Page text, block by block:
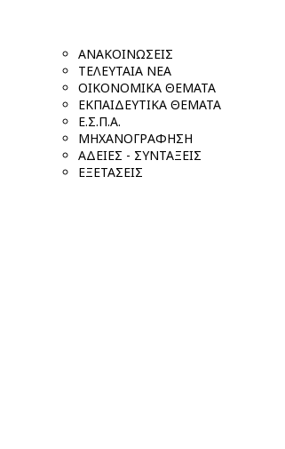
ΑΝΑΚΟΙΝΩΣΕΙΣ
ΤΕΛΕΥΤΑΙΑ ΝΕΑ
ΟΙΚΟΝΟΜΙΚΑ ΘΕΜΑΤΑ
ΕΚΠΑΙΔΕΥΤΙΚΑ ΘΕΜΑΤΑ
Ε.Σ.Π.Α.
ΜΗΧΑΝΟΓΡΑΦΗΣΗ
ΑΔΕΙΕΣ - ΣΥΝΤΑΞΕΙΣ
ΕΞΕΤΑΣΕΙΣ